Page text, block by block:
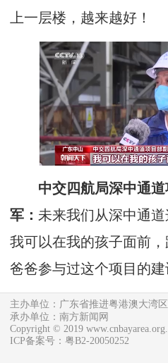
上一层楼，越来越好！
中交四航局深中通道
军： 未来我们从深中通
我可以在我的孩子面前
爸爸参与过这个项目的建
主办单位：广东省推进粤港澳大湾
承办单位：南方新闻网
Copyright © 2019
ICP备案号：粤B2-20050252